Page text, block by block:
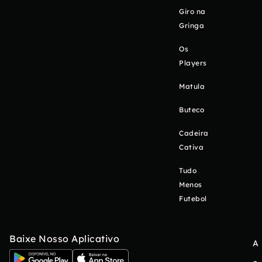
Giro na
Gringa
Os
Players
Matula
Buteco
Cadeira
Cativa
Tudo
Menos
Futebol
Baixe Nosso Aplicativo
A